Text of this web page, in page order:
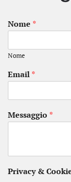
Nome *
Nome
Email *
Messaggio *
Privacy &